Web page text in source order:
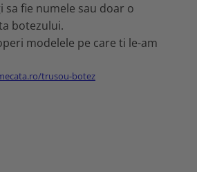
sa fie numele sau doar o
botezului.
modelele pe care ti le-am
trusou-botez